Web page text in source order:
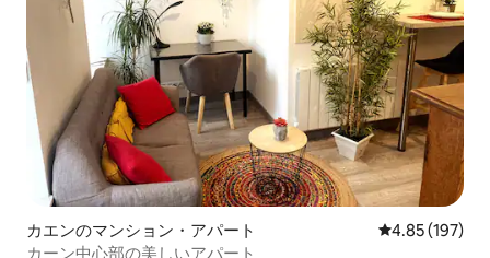
カエンのマンション・アパート レビュー197
4.85 (197)
カーン中心部の美しいアパート